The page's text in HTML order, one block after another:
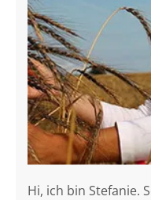
Hi, ich bin Stefanie.